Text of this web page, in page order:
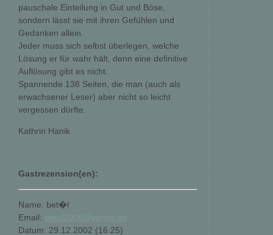
pauschale Einteilung in Gut und Böse,
sondern lässt sie mit ihren Gefühlen und
Gedanken allein.
Jeder muss sich selbst überlegen, welche
Lösung er für wahr hält, denn eine definitive
Auflösung gibt es nicht.
Spannende 138 Seiten, die man (auch als
erwachsener Leser) aber nicht so leicht
vergessen dürfte.
Kathrin Hanik
Gastrezension(en):
Name: bet�l
Email:
Datum: 29.12.2002 (16:25)